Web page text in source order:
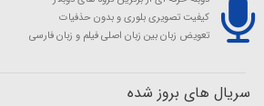
کیفیت تصویری بلوری و بدون حذفیات
تعویض زبان بین زبان اصلی فیلم و زبان فارسی
سریال های بروز شده